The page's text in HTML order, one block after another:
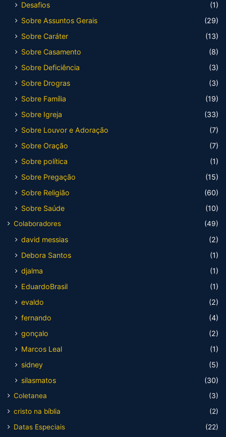
Desafios
(1)
Sobre Assuntos Gerais
(29)
Sobre Caráter
(13)
Sobre Casamento
(8)
Sobre Deficiência
(3)
Sobre Drogras
(3)
Sobre Família
(19)
Sobre Igreja
(33)
Sobre Louvor e Adoração
(7)
Sobre Oração
(7)
Sobre política
(1)
Sobre Pregação
(15)
Sobre Religião
(60)
Sobre Saúde
(10)
Colaboradores (49)
david messias
(2)
Debora Santos
(1)
djalma
(1)
EduardoBrasil
(1)
evaldo
(2)
fernando
(4)
gonçalo
(2)
Marcos Leal
(1)
sidney
(5)
silasmatos
(30)
Coletanea
(3)
cristo na bíblia
(2)
Datas Especiais
(22)